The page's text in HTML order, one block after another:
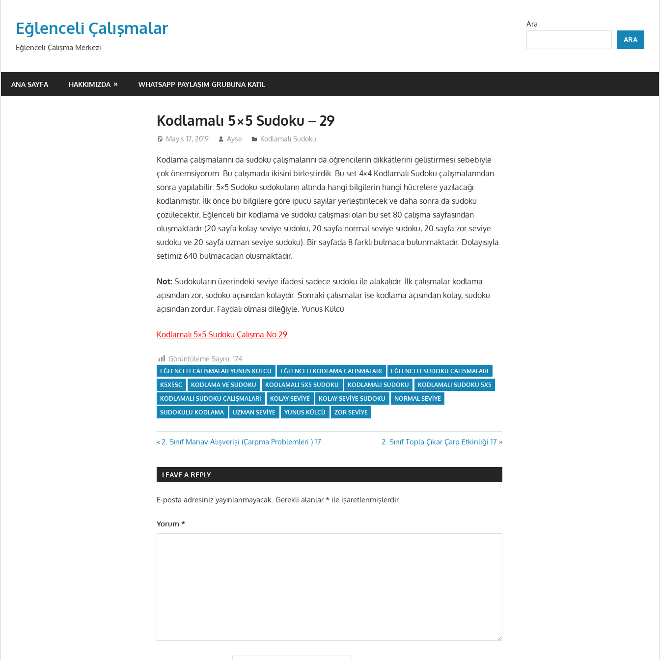
contentEğlenceli Çalışmalar
Eğlenceli Çalışma Merkezi
Ara
ARA
ANA SAYFA HAKKIMIZDA WHATSAPP PAYLAŞIM GRUBUNA KATIL
Kodlamalı 5×5 Sudoku – 29
Mayıs 17, 2019 Ayse Kodlamalı Sudoku
Kodlama çalışmalarını da sudoku çalışmalarını da öğrencilerin dikkatlerini geliştirmesi sebebiyle
çok önemsiyorum. Bu çalışmada ikisini birleştirdik. Bu set 4×4 Kodlamalı Sudoku çalışmalarından
sonra yapılabilir. 5×5 Sudoku sudokuların altında hangi bilgilerin hangi hücrelere yazılacağı
kodlanmıştır. İlk önce bu bilgilere göre ipucu sayılar yerleştirilecek ve daha sonra da sudoku
çözülecektir. Eğlenceli bir kodlama ve sudoku çalışması olan bu set 80 çalışma sayfasından
oluşmaktadır (20 sayfa kolay seviye sudoku, 20 sayfa normal seviye sudoku, 20 sayfa zor seviye
sudoku ve 20 sayfa uzman seviye sudoku). Bir sayfada 8 farklı bulmaca bulunmaktadır. Dolayısıyla
setimiz 640 bulmacadan oluşmaktadır.
Not:Sudokuların üzerindeki seviye ifadesi sadece sudoku ile alakalıdır. İlk çalışmalar kodlama
açısından zor, sudoku açısından kolaydır. Sonraki çalışmalar ise kodlama açısından kolay, sudoku
açısından zordur. Faydalı olması dileğiyle. Yunus Külcü
Kodlamalı 5×5 Sudoku Çalışma No 29
Görüntüleme Sayısı: 174
EĞLENCELI ÇALIŞMALAR YUNUS KÜLCÜ EĞLENCELI KODLAMA ÇALIŞMALARI
EĞLENCELI SUDOKU ÇALIŞMALARI
K5X5SC
KODLAMA VE SUDOKU KODLAMALI 5X5 SUDOKU KODLAMALI SUDOKU
KODLAMALI SUDOKU 5X5
KODLAMALI SUDOKU ÇALIŞMALARI
KOLAY SEVIYE KOLAY SEVIYE SUDOKU
NORMAL SEVIYE
SUDOKULU KODLAMA
UZMAN SEVIYE YUNUS KÜLCÜ ZOR SEVIYE
Yazı
gezinmesi
Previous
Post:
2. Sınıf Manav Alışverişi (Çarpma Problemleri ) 17
Next
Post:
2. Sınıf Topla Çıkar Çarp Etkinliği 17
LEAVE A REPLY
E-posta adresiniz yayınlanmayacak. Gerekli alanlar* ile işaretlenmişlerdir
Yorum*